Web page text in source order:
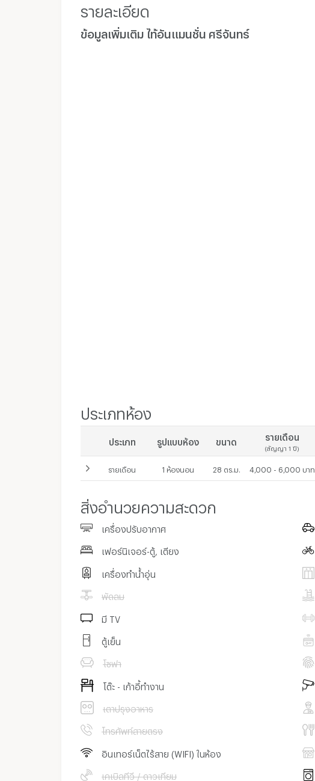
รายละเอียด
ข้อมูลเพิ่มเติม ไท้อันแมนชั่น ศรีจันทร์
ประเภทห้อง
ประเภท รูปแบบห้อง ขนาด
รายเดือน
(สัญญา 1 ปี)
รายเดือน 1 ห้องนอน 28 ตร.ม. 4,000 - 6,000 บาท
สัญญาเช่า 1 เดือน
-
สิ่งอำนวยความสะดวก
เครื่องปรับอากาศ
เฟอร์นิเจอร์-ตู้, เตียง
เครื่องทำน้ำอุ่น
พัดลม
มี TV
ตู้เย็น
โซฟา
โต๊ะ - เก้าอี้ทำงาน
เตาปรุงอาหาร
โทรศัพท์สายตรง
อินเทอร์เน็ตไร้สาย (WIFI) ในห้อง
เคเบิลทีวี / ดาวเทียม